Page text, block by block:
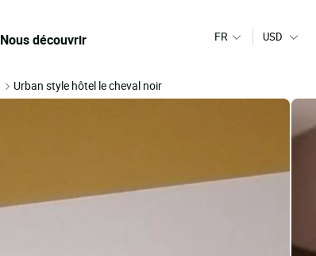
Nous découvrir FR USD
Urban style hôtel le cheval noir